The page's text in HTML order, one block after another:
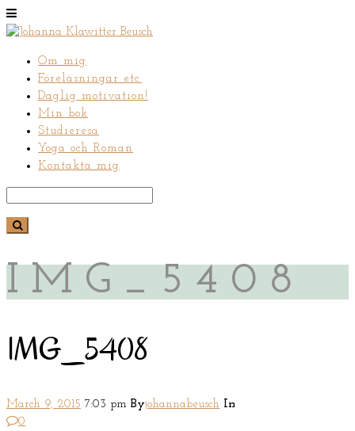
Om mig
Föreläsningar etc.
Daglig motivation!
Min bok
Studieresa
Yoga och Roman
Kontakta mig
IMG_5408
IMG_5408
March 9, 2015 7:03 pm Byjohannabeusch In
0